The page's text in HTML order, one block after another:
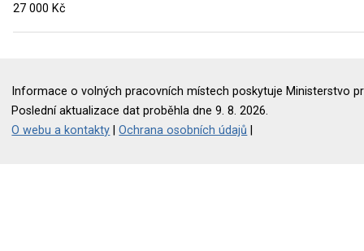
27 000 Kč
Informace o volných pracovních místech poskytuje Ministerstvo
Poslední aktualizace dat proběhla dne 9. 8. 2026.
O webu a kontakty |Ochrana osobních údajů